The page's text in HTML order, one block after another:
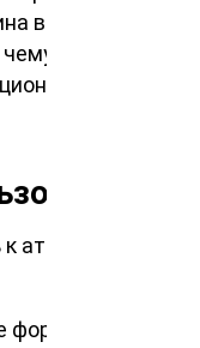
возвращается к
на
к атмосферным
формы